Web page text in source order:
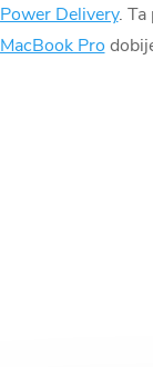
Power Delivery. Ta
MacBook Pro